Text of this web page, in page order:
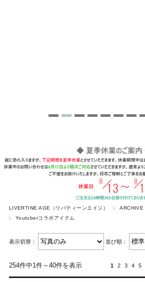
LIVERTINE AGE（リバティーンエイジ）
ARCHIVE
Youtuberコラボアイテム
表示切替： 並び順：
254件中1件～40件を表示 1 2 3 4 5